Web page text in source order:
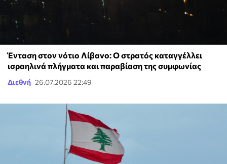
Ένταση στον νότιο Λίβανο: Ο στρατός καταγγέλλει
ισραηλινά πλήγματα και παραβίαση της συμφωνίας
Διεθνή 26.07.2026 22:49